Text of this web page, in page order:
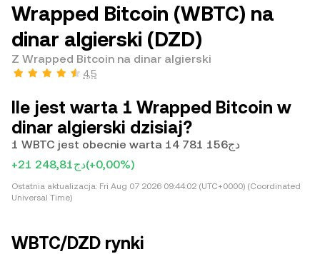
Wrapped Bitcoin (WBTC) na
dinar algierski (DZD)
Z Wrapped Bitcoin na dinar algierski
4,5
Ile jest warta 1 Wrapped Bitcoin w
dinar algierski dzisiaj?
1 WBTC jest obecnie warta دج14 781 156
+دج21 248,81(+0,00%)
Ostatnia aktualizacja: Fri Aug 07 2026 09:44:02 (UTC+0000) (Coordinated
Universal Time)
WBTC/DZD rynki